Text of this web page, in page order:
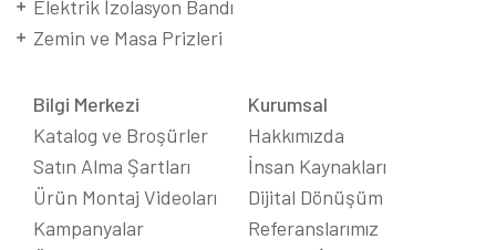
Elektrik İzolasyon Bandı
Zemin ve Masa Prizleri
Bilgi Merkezi
Katalog ve Broşürler
Satın Alma Şartları
Ürün Montaj Videoları
Kampanyalar
Kurumsal
Hakkımızda
İnsan Kaynakları
Dijital Dönüşüm
Referanslarımız